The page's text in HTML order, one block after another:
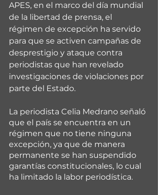
APES, en el marco del día mundial
de la libertad de prensa, el
régimen de excepción ha servido
para que se activen campañas de
desprestigio y ataque contra
periodistas que han revelado
investigaciones de violaciones por
parte del Estado.
La periodista Celia Medrano señaló
que el país se encuentra en un
régimen que no tiene ninguna
excepción, ya que de manera
permanente se han suspendido
garantías constitucionales, lo cual
ha limitado la labor periodística.